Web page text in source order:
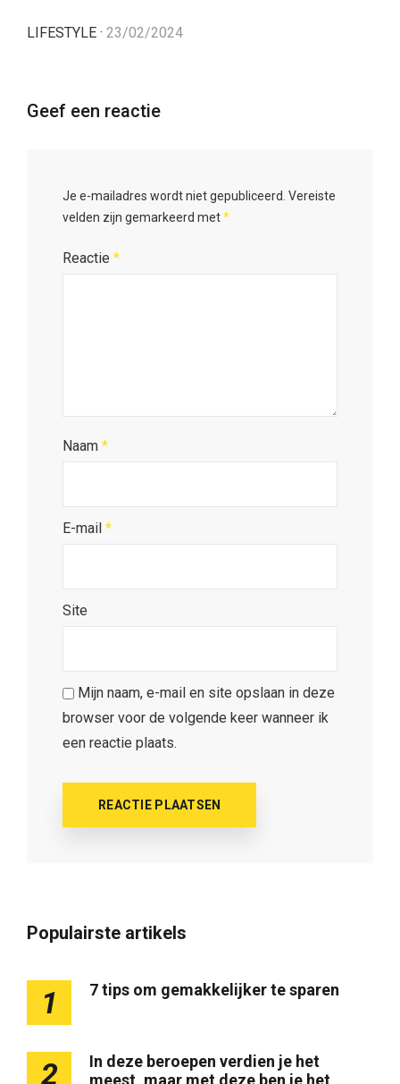
LIFESTYLE · 23/02/2024
Geef een reactie
Je e-mailadres wordt niet gepubliceerd. Vereiste
velden zijn gemarkeerd met*
Reactie *
Naam *
E-mail *
Site
Mijn naam, e-mail en site opslaan in deze
browser voor de volgende keer wanneer ik
een reactie plaats.
Populairste artikels
1 7 tips om gemakkelijker te sparen
2
In deze beroepen verdien je het
meest, maar met deze ben je het